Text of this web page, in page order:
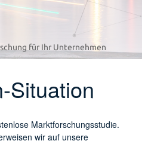
für Ihr Unternehmen
Situation
Marktforschungsstudie.
wir auf unsere